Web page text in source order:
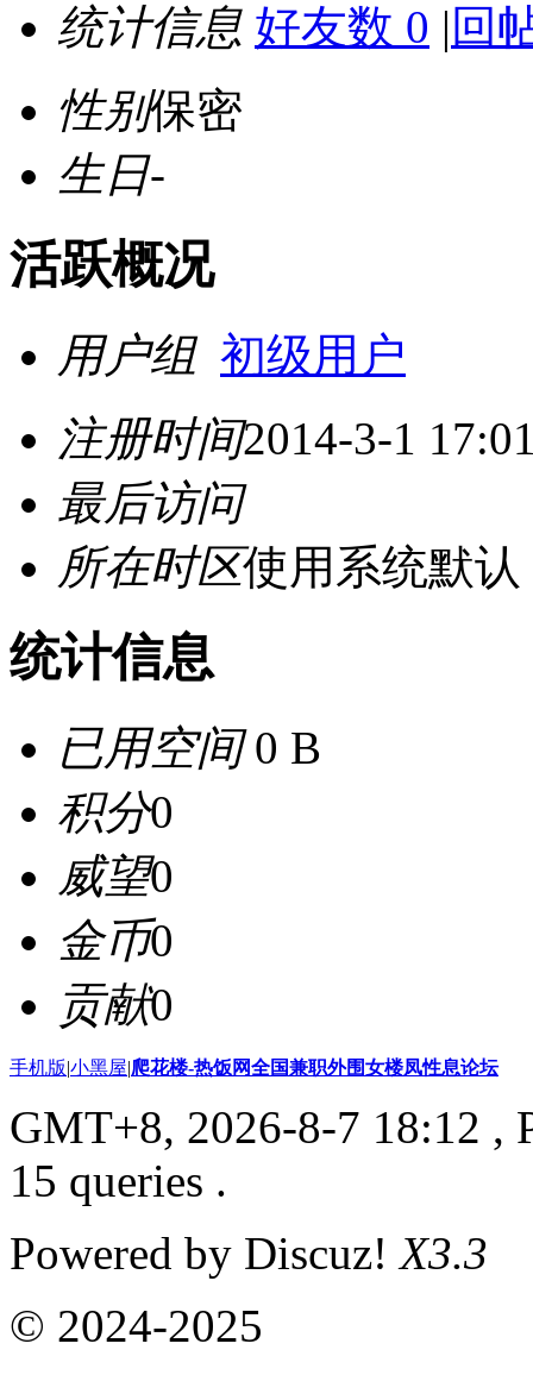
统计信息 好友数 0 | 回
性别保密
生日-
活跃概况
用户组 初级用户
注册时间2014-3-1
最后访问
所在时区使用系统默认
统计信息
已用空间0 B
积分0
威望0
金币0
贡献0
手机版|小黑屋|爬花楼-热饭网全国兼职外围女楼凤性息论坛
GMT+8, 2026-8-7 18:12 ,
15 queries .
Powered by Discuz!X3.3
© 2024-2025